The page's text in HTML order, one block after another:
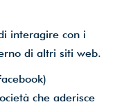
interagire con i
di altri siti web.
che aderisce